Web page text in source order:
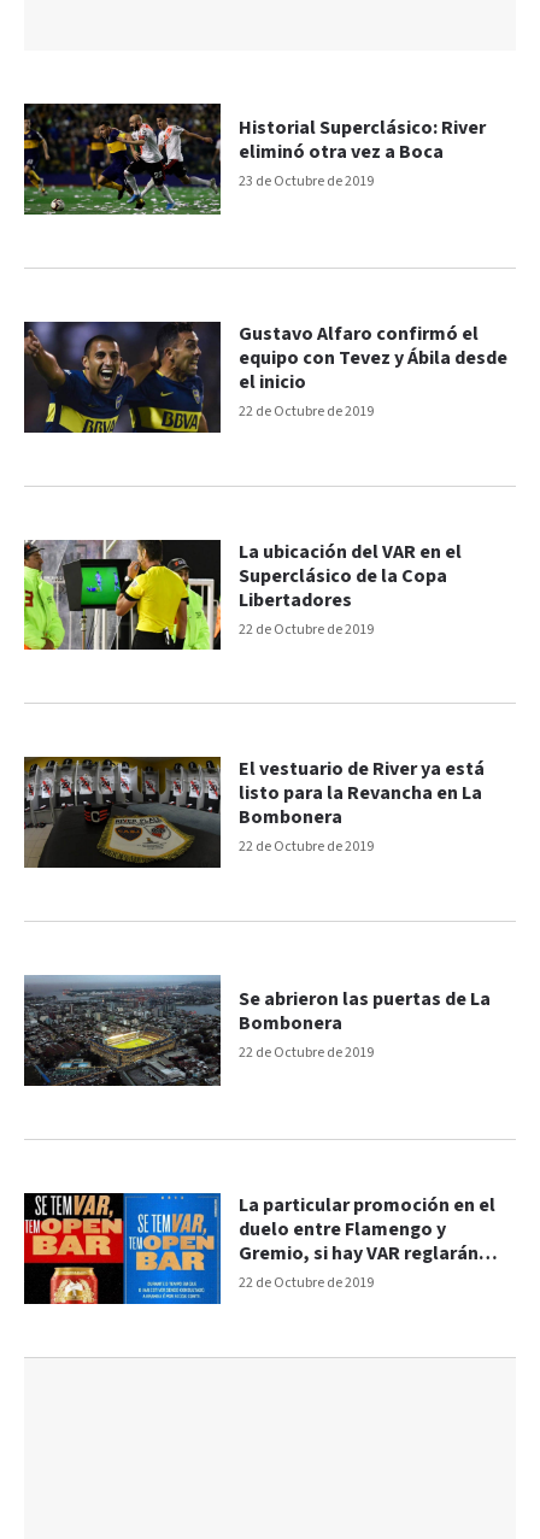
23 de Octubre de 2019
Historial Superclásico: River
eliminó otra vez a Boca
22 de Octubre de 2019
Gustavo Alfaro confirmó el
equipo con Tevez y Ábila desde
el inicio
22 de Octubre de 2019
La ubicación del VAR en el
Superclásico de la Copa
Libertadores
22 de Octubre de 2019
El vestuario de River ya está
listo para la Revancha en La
Bombonera
22 de Octubre de 2019
Se abrieron las puertas de La
Bombonera
22 de Octubre de 2019
La particular promoción en el
duelo entre Flamengo y
Gremio, si hay VAR reglarán
cerveza